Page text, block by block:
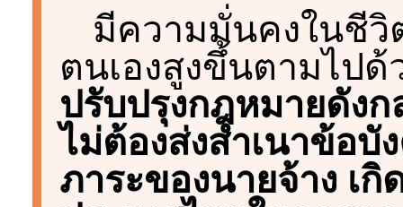
มีความมั่นคงในชี
ตนเองสูงขึ้นตามไป
ปรับปรุงกฎหมายดัง
ไม่ต้องส่งสำเนาข้อบั
ภาระของนายจ้าง เ